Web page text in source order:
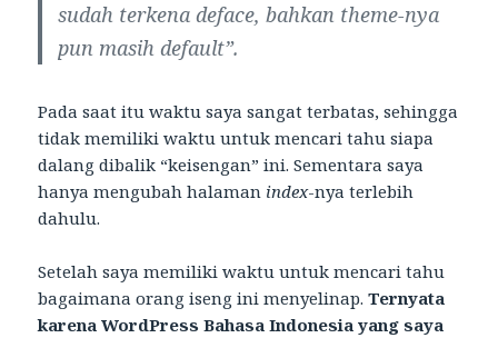
sudah terkena deface, bahkan theme-nya
pun masih default”.
Pada saat itu waktu saya sangat terbatas, sehingga
tidak memiliki waktu untuk mencari tahu siapa
dalang dibalik “keisengan” ini. Sementara saya
hanya mengubah halaman index-nya terlebih
dahulu.
Setelah saya memiliki waktu untuk mencari tahu
bagaimana orang iseng ini menyelinap.Ternyata
karena WordPress Bahasa Indonesia yang saya